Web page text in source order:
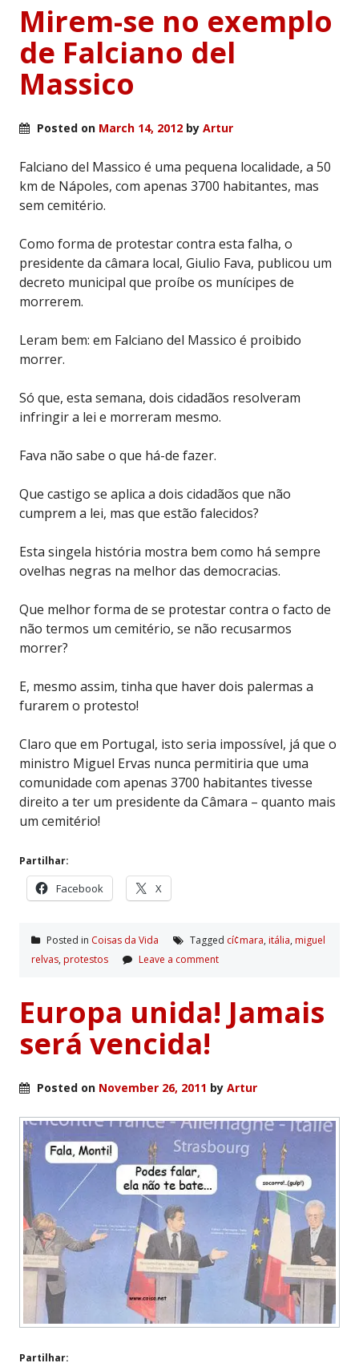
Mirem-se no exemplo
de Falciano del
Massico
Posted on March 14, 2012 by Artur
Falciano del Massico é uma pequena localidade, a 50
km de Nápoles, com apenas 3700 habitantes, mas
sem cemitério.
Como forma de protestar contra esta falha, o
presidente da câmara local, Giulio Fava, publicou um
decreto municipal que proíbe os munícipes de
morrerem.
Leram bem: em Falciano del Massico é proibido
morrer.
Só que, esta semana, dois cidadãos resolveram
infringir a lei e morreram mesmo.
Fava não sabe o que há-de fazer.
Que castigo se aplica a dois cidadãos que não
cumprem a lei, mas que estão falecidos?
Esta singela história mostra bem como há sempre
ovelhas negras na melhor das democracias.
Que melhor forma de se protestar contra o facto de
não termos um cemitério, se não recusarmos
morrer?
E, mesmo assim, tinha que haver dois palermas a
furarem o protesto!
Claro que em Portugal, isto seria impossível, já que o
ministro Miguel Ervas nunca permitiria que uma
comunidade com apenas 3700 habitantes tivesse
direito a ter um presidente da Câmara – quanto mais
um cemitério!
Partilhar:
Facebook X
Posted in Coisas da Vida Tagged cí¢mara, itália, miguel
relvas, protestos Leave a comment
Europa unida! Jamais
será vencida!
Posted on November 26, 2011 by Artur
Partilhar: